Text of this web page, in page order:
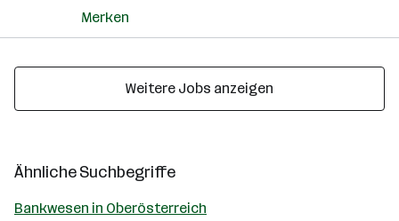
Merken
Weitere Jobs anzeigen
Ähnliche Suchbegriffe
Bankwesen in Oberösterreich